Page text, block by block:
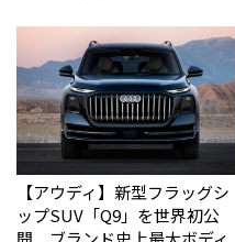
【アウディ】新型フラッグシ
ップSUV「Q9」を世界初公